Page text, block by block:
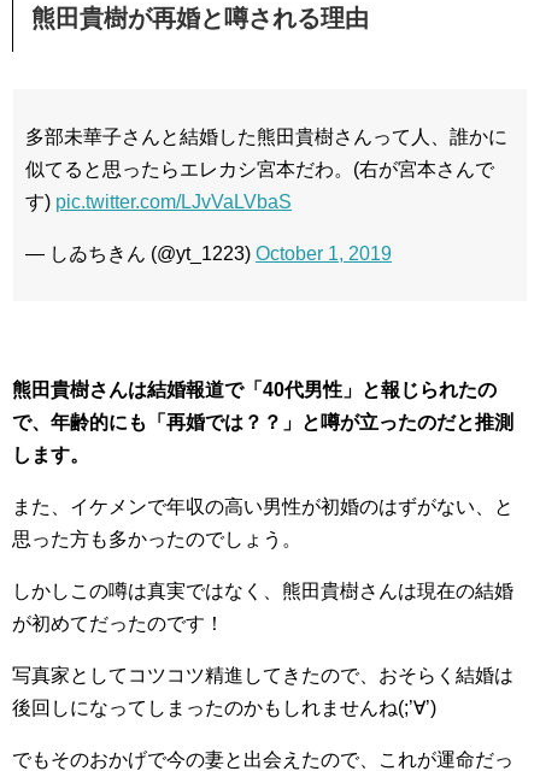
熊田貴樹が再婚と噂される理由
多部未華子さんと結婚した熊田貴樹さんって人、誰かに
似てると思ったらエレカシ宮本だわ。(右が宮本さんで
す) pic.twitter.com/LJvVaLVbaS
— しゐちきん (@yt_1223) October 1, 2019
熊田貴樹さんは結婚報道で「40代男性」と報じられたの
で、年齢的にも「再婚では？？」と噂が立ったのだと推測
します。
また、イケメンで年収の高い男性が初婚のはずがない、と
思った方も多かったのでしょう。
しかしこの噂は真実ではなく、熊田貴樹さんは現在の結婚
が初めてだったのです！
写真家としてコツコツ精進してきたので、おそらく結婚は
後回しになってしまったのかもしれませんね(;’∀’)
でもそのおかげで今の妻と出会えたので、これが運命だっ